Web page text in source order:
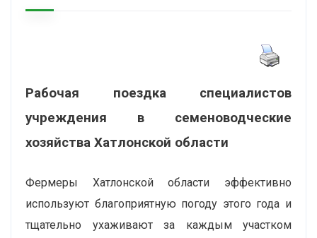
Рабочая поездка специалистов
учреждения в семеноводческие
хозяйства Хатлонской области
Фермеры Хатлонской области эффективно
используют благоприятную погоду этого года и
тщательно ухаживают за каждым участком